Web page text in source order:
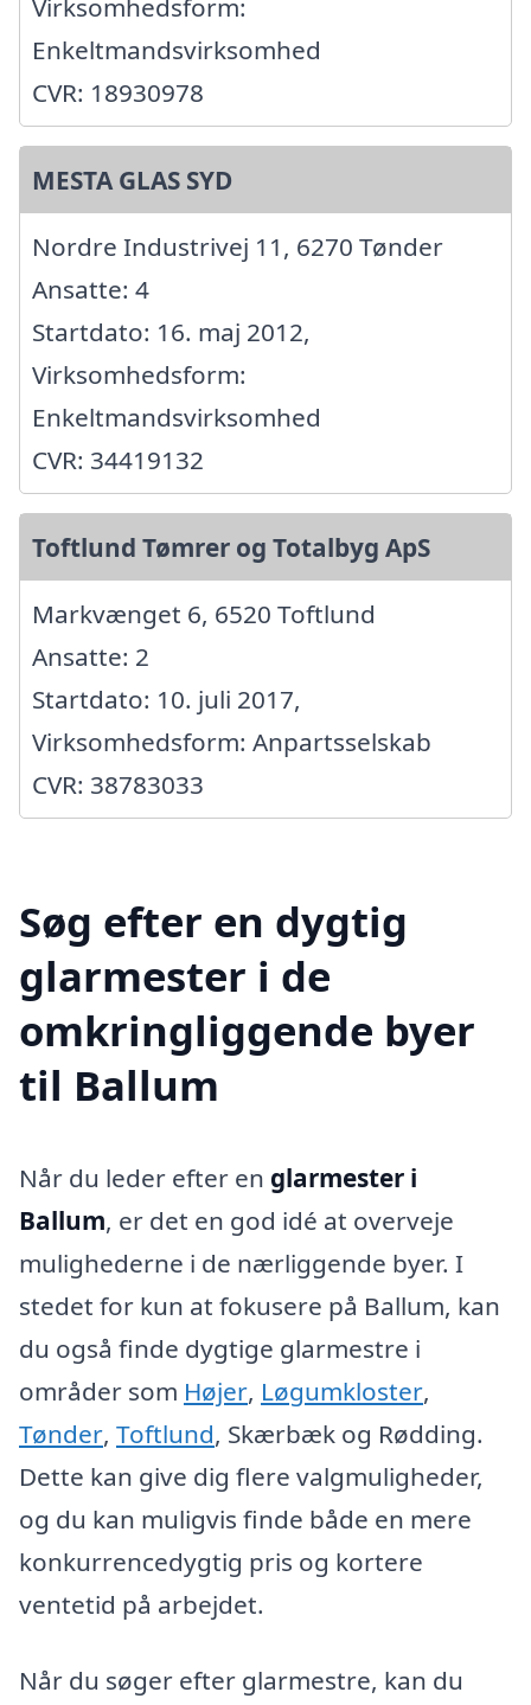
Virksomhedsform:
Enkeltmandsvirksomhed
CVR: 18930978
MESTA GLAS SYD
Nordre Industrivej 11, 6270 Tønder
Ansatte: 4
Startdato: 16. maj 2012,
Virksomhedsform:
Enkeltmandsvirksomhed
CVR: 34419132
Toftlund Tømrer og Totalbyg ApS
Markvænget 6, 6520 Toftlund
Ansatte: 2
Startdato: 10. juli 2017,
Virksomhedsform: Anpartsselskab
CVR: 38783033
Søg efter en dygtig
glarmester i de
omkringliggende byer
til Ballum
Når du leder efter en glarmester i
Ballum, er det en god idé at overveje
mulighederne i de nærliggende byer. I
stedet for kun at fokusere på Ballum, kan
du også finde dygtige glarmestre i
områder som Højer, Løgumkloster,
Tønder, Toftlund, Skærbæk og Rødding.
Dette kan give dig flere valgmuligheder,
og du kan muligvis finde både en mere
konkurrencedygtig pris og kortere
ventetid på arbejdet.
Når du søger efter glarmestre, kan du